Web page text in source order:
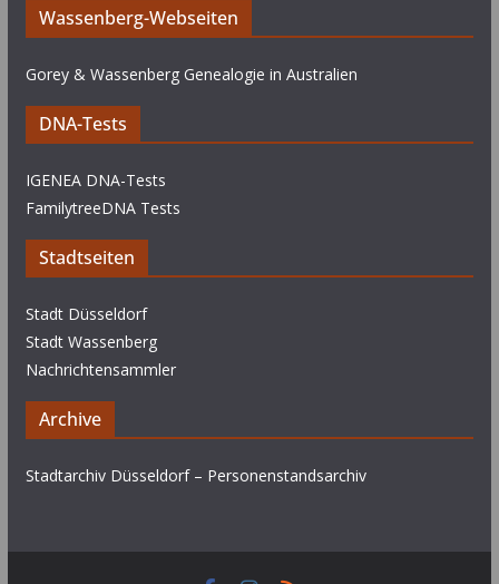
Wassenberg-Webseiten
Gorey & Wassenberg Genealogie in Australien
DNA-Tests
IGENEA DNA-Tests
FamilytreeDNA Tests
Stadtseiten
Stadt Düsseldorf
Stadt Wassenberg
Nachrichtensammler
Archive
Stadtarchiv Düsseldorf – Personenstandsarchiv